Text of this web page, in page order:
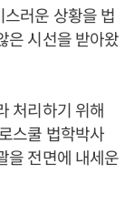
러운 상황을 법
은 시선을 받아왔
처리하기 위해
스쿨 법학박사
을 전면에 내세운